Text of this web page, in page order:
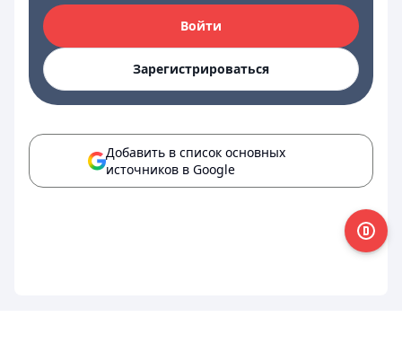
Войти
Зарегистрироваться
Добавить в список основных
источников в Google